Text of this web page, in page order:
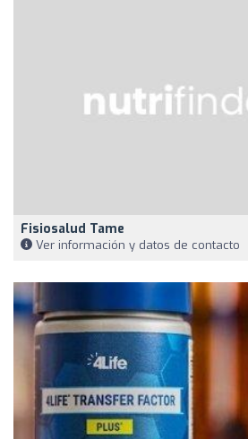
Fisiosalud Tame
Ver información y datos de contacto